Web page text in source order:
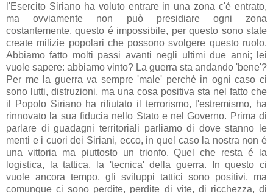
l'Esercito Siriano ha voluto entrare in una zona c'é entrato,
ma ovviamente non può presidiare ogni zona
costantemente, questo é impossibile, per questo sono state
create milizie popolari che possono svolgere questo ruolo.
Abbiamo fatto molti passi avanti negli ultimi due anni; lei
vuole sapere: abbiamo vinto? La guerra sta andando 'bene'?
Per me la guerra va sempre 'male' perché in ogni caso ci
sono lutti, distruzioni, ma una cosa positiva sta nel fatto che
il Popolo Siriano ha rifiutato il terrorismo, l'estremismo, ha
rinnovato la sua fiducia nello Stato e nel Governo. Prima di
parlare di guadagni territoriali parliamo di dove stanno le
menti e i cuori dei Siriani, ecco, in quel caso la nostra non é
una vittoria ma piuttosto un trionfo. Quel che resta é la
logistica, la tattica, la 'tecnica' della guerra. In questo ci
vuole ancora tempo, gli sviluppi tattici sono positivi, ma
comunque ci sono perdite, perdite di vite, di ricchezza, di